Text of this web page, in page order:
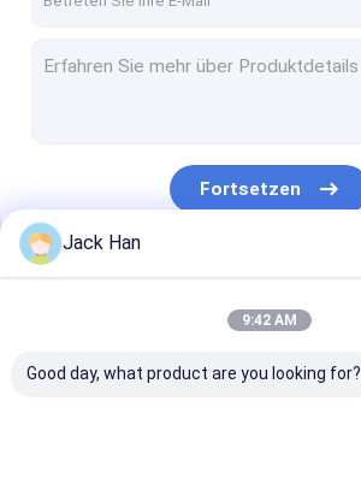
Fortsetzen
Unsere Kategorien
Jack Han
9:42 AM
Good day, what product are you looking for?